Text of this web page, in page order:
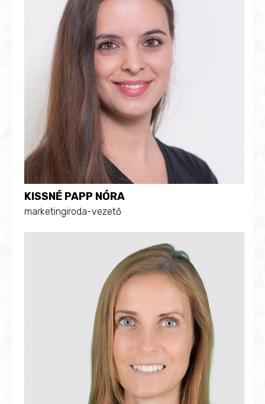
KISSNÉ PAPP NÓRA
marketingiroda-vezető